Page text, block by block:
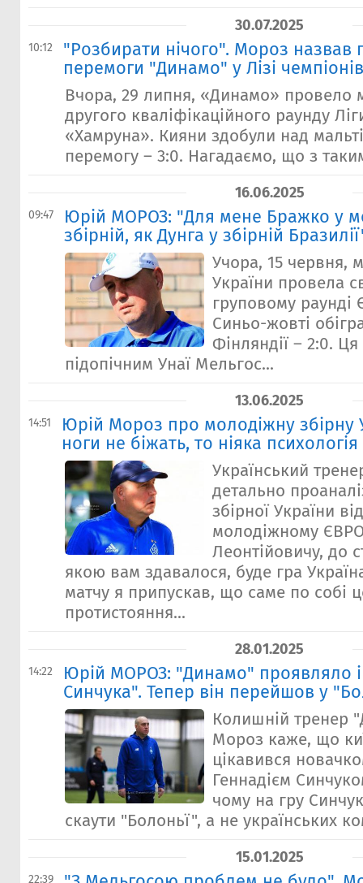
30.07.2025
10:12
"Розбирати нічого". Мороз назвав
перемоги "Динамо" у Лізі чемпіонів
Вчора, 29 липня, «Динамо» провело
другого кваліфікаційного раунду
«Хамруна». Кияни здобули над
перемогу – 3:0. Нагадаємо, що з
16.06.2025
09:47
Юрій МОРОЗ: "Для мене Бражко у
збірній, як Дунга у збірній
Учора, 15 червня,
України провела
груповому раунді
Синьо-жовті
Фінляндії – 2:0.
підопічним Унаї Мельгос...
13.06.2025
14:51
Юрій Мороз про молодіжну збірну
ноги не біжать, то ніяка
Український
детально
збірної України
молодіжному
Леонтійовичу, до
якою вам здавалося, буде гра
матчу я припускав, що саме по собі
протистояння...
28.01.2025
14:22
Юрій МОРОЗ: "Динамо" проявляло
Синчука". Тепер він перейшов у
Колишній тренер
Мороз каже, що
цікавився
Геннадієм
чому на гру
скаути "Болоньї", а не українських
15.01.2025
22:39